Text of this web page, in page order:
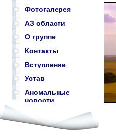
Фотогалерея
АЗ области
О группе
Контакты
Вступление
Устав
Аномальные
новости